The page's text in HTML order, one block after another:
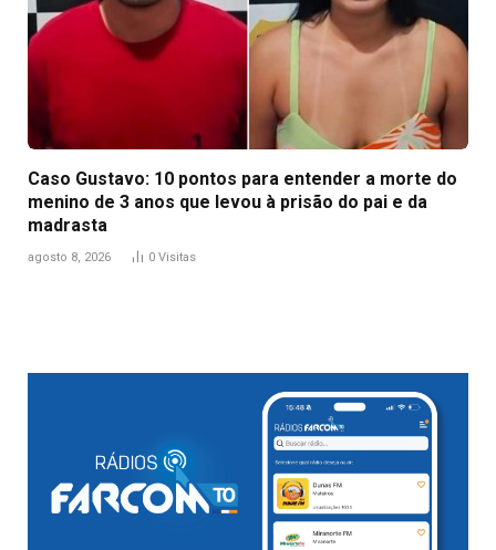
Caso Gustavo: 10 pontos para entender a morte do
menino de 3 anos que levou à prisão do pai e da
madrasta
agosto 8, 2026 0 Visitas